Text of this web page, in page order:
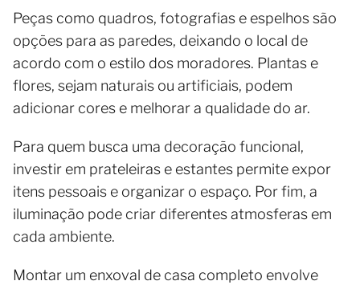
Peças como quadros, fotografias e espelhos são
opções para as paredes, deixando o local de
acordo com o estilo dos moradores. Plantas e
flores, sejam naturais ou artificiais, podem
adicionar cores e melhorar a qualidade do ar.
Para quem busca uma decoração funcional,
investir em prateleiras e estantes permite expor
itens pessoais e organizar o espaço. Por fim, a
iluminação pode criar diferentes atmosferas em
cada ambiente.
Montar um enxoval de casa completo envolve